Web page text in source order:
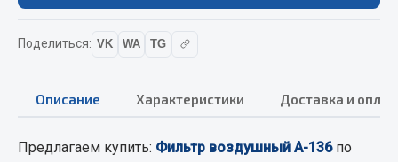
Аптечки и знаки автомобильные
Весь раздел
Поделиться: VK WA TG
Описание Характеристики Доставка и
Предлагаем купить: Фильтр воздушный А-136по